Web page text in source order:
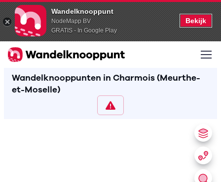
Wandelknooppunt
NodeMapp BV
GRATIS - In Google Play
Bekijk
Wandelknooppunten in Charmois (Meurthe-
et-Moselle)